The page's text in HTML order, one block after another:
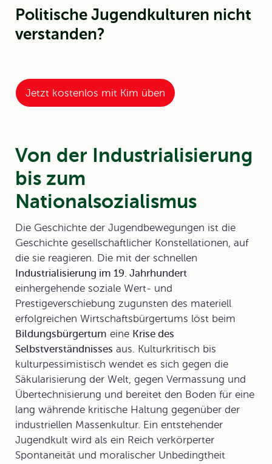
Politische Jugendkulturen nicht
verstanden?
Jetzt kostenlos mit Kim üben
Von der Industrialisierung
bis zum
Nationalsozialismus
Die Geschichte der Jugendbewegungen ist die
Geschichte gesellschaftlicher Konstellationen, auf
die sie reagieren. Die mit der schnellen
Industrialisierung im 19. Jahrhundert
einhergehende soziale Wert- und
Prestigeverschiebung zugunsten des materiell
erfolgreichen Wirtschaftsbürgertums löst beim
Bildungsbürgertum eine Krise des
Selbstverständnisses aus. Kulturkritisch bis
kulturpessimistisch wendet es sich gegen die
Säkularisierung der Welt, gegen Vermassung und
Übertechnisierung und bereitet den Boden für eine
lang währende kritische Haltung gegenüber der
industriellen Massenkultur. Ein entstehender
Jugendkult wird als ein Reich verkörperter
Spontaneität und moralischer Unbedingtheit